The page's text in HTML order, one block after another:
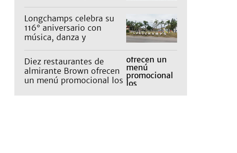
Longchamps celebra su
116° aniversario con
música, danza y
familia
Diez restaurantes de
almirante Brown ofrecen
un menú promocional los